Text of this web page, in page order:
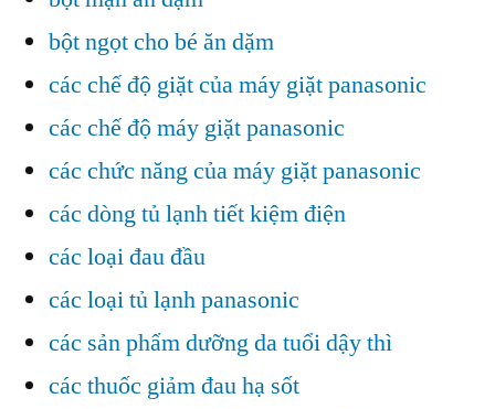
bột ngọt cho bé ăn dặm
các chế độ giặt của máy giặt panasonic
các chế độ máy giặt panasonic
các chức năng của máy giặt panasonic
các dòng tủ lạnh tiết kiệm điện
các loại đau đầu
các loại tủ lạnh panasonic
các sản phẩm dưỡng da tuổi dậy thì
các thuốc giảm đau hạ sốt